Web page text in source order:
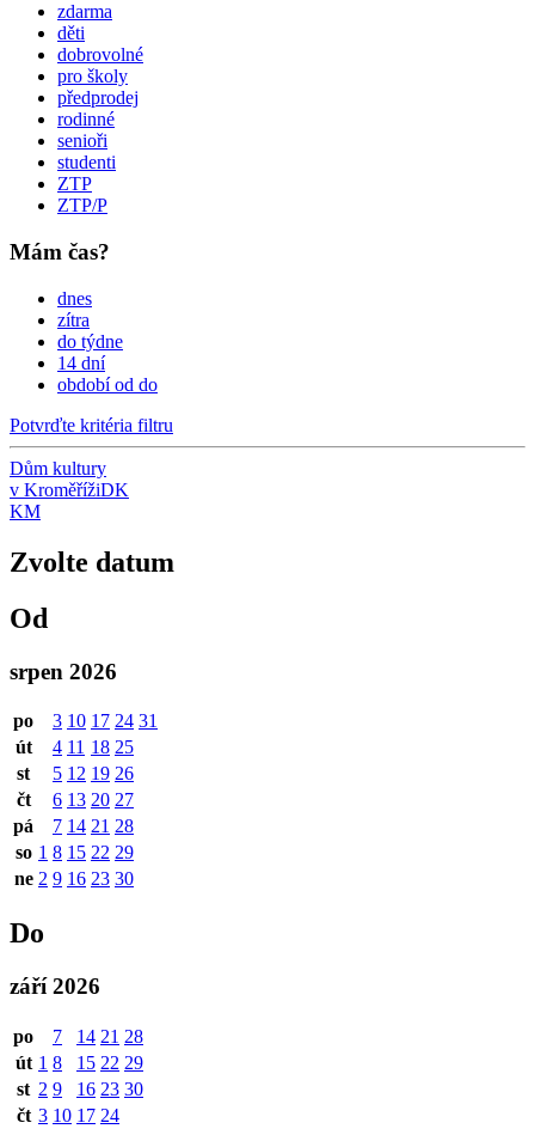
zdarma
děti
dobrovolné
pro školy
předprodej
rodinné
senioři
studenti
ZTP
ZTP/P
Mám čas?
dnes
zítra
do týdne
14 dní
období od do
Potvrďte kritéria filtru
Dům kultury
v KroměřížiDK
KM
Zvolte datum
Od
srpen 2026
po 3 10 17 24 31
út
4 11 18 25
st
5 12 19 26
čt
6 13 20 27
pá
7 14 21 28
so 1 8 15 22 29
ne 2 9 16 23 30
Do
září 2026
po 7 14 21 28
út 1 8 15 22 29
st 2 9 16 23 30
čt 3 10 17 24